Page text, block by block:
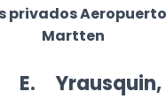
privados
Martten
E.